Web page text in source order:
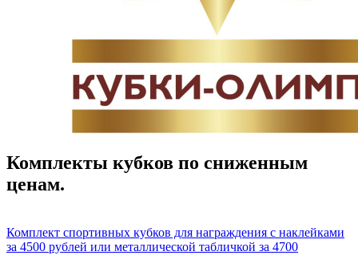
Комплекты кубков по сниженным
ценам.
Комплект спортивных кубков для награждения с наклейками
за 4500 рублей или металлической табличкой за 4700